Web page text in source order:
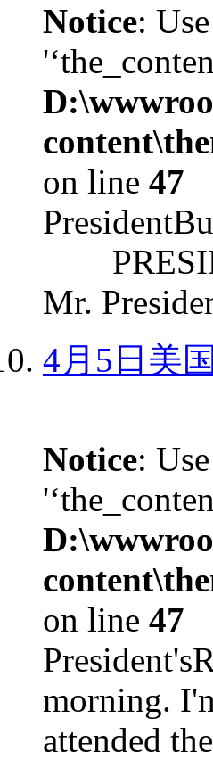
Notice:
on line 47
Mr.
4月5日美
Notice:
on line 47
morning.
attended